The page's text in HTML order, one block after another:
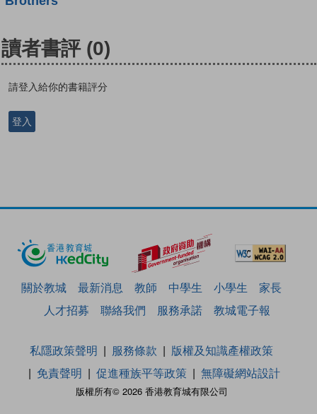
讀者書評 (0)
請登入給你的書籍評分
登入
關於教城 最新消息 教師 中學生 小學生
家長
人才招募
聯絡我們 服務承諾 教城電子報
版權所有© 2026 香港教育城有限公司
私隱政策聲明 服務條款
版權及知識產權政策
免責聲明
促進種族平等政策 無障礙網站設計